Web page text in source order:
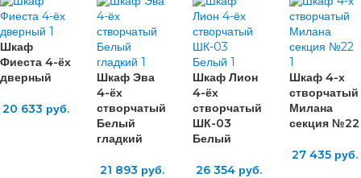
Шкаф
Фиеста 4-ёх
дверный
20 633 руб.
Шкаф Эва
4-ёх
створчатый
Белый
гладкий
21 893 руб.
Шкаф Лион
4-ёх
створчатый
ШК-03
Белый
26 354руб.
Шкаф 4-х
створчатый
Милана
секция №22
27 435 руб.